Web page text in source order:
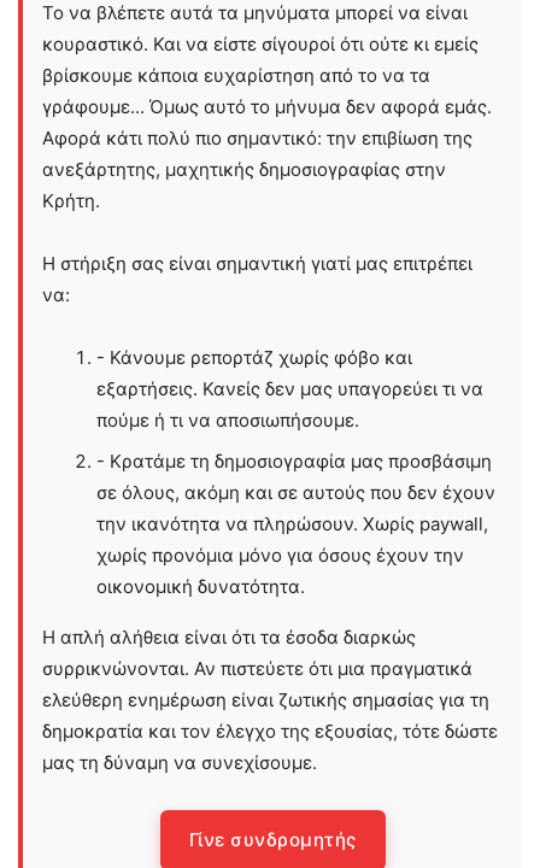
Το να βλέπετε αυτά τα μηνύματα μπορεί να είναι
κουραστικό. Και να είστε σίγουροί ότι ούτε κι εμείς
βρίσκουμε κάποια ευχαρίστηση από το να τα
γράφουμε... Όμως αυτό το μήνυμα δεν αφορά εμάς.
Αφορά κάτι πολύ πιο σημαντικό: την επιβίωση της
ανεξάρτητης, μαχητικής δημοσιογραφίας στην
Kρήτη.
Η στήριξη σας είναι σημαντική γιατί μας επιτρέπει
να:
- Κάνουμε ρεπορτάζ χωρίς φόβο και
εξαρτήσεις. Κανείς δεν μας υπαγορεύει τι να
πούμε ή τι να αποσιωπήσουμε.
- Κρατάμε τη δημοσιογραφία μας προσβάσιμη
σε όλους, ακόμη και σε αυτούς που δεν έχουν
την ικανότητα να πληρώσουν. Χωρίς paywall,
χωρίς προνόμια μόνο για όσους έχουν την
οικονομική δυνατότητα.
Η απλή αλήθεια είναι ότι τα έσοδα διαρκώς
συρρικνώνονται. Αν πιστεύετε ότι μια πραγματικά
ελεύθερη ενημέρωση είναι ζωτικής σημασίας για τη
δημοκρατία και τον έλεγχο της εξουσίας, τότε δώστε
μας τη δύναμη να συνεχίσουμε.
Γίνε συνδρομητής